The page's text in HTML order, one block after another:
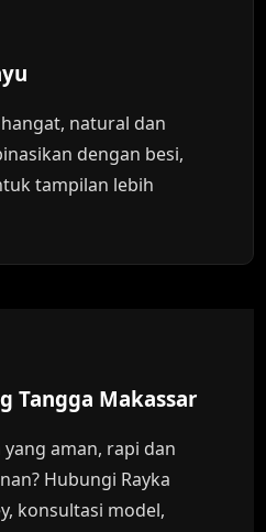
natural dan
dengan besi,
tampilan lebih
Tangga Makassar
aman, rapi dan
Hubungi Rayka
konsultasi model,